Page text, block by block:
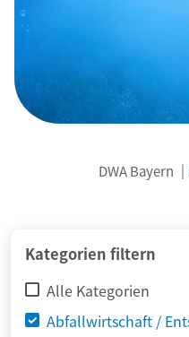
DWA Bayern
Kategorien filtern
Alle Kategorien
Abfallwirtschaft /